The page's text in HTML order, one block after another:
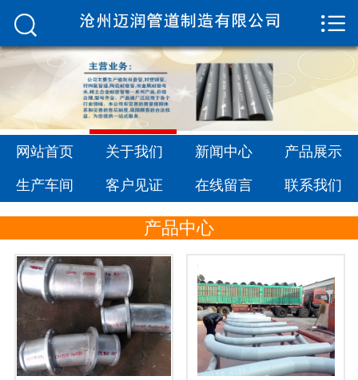
 网站首页
关于我们
新闻中心
产品展示
生产车间
联系我们


网站首页 关于我们 新闻中心 产品展示
生产车间 客户见证 在线留言 联系我们
产品中心